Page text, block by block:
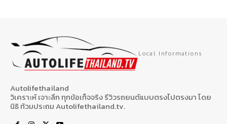
Local Informations
Autolifethailand
วิเคราะห์ เจาะลึก ทุกข้อเท็จจริง รีวิวรถยนต์แบบตรงไปตรงมา โดย
นิธิ ท้วมประถม Autolifethailand.tv.